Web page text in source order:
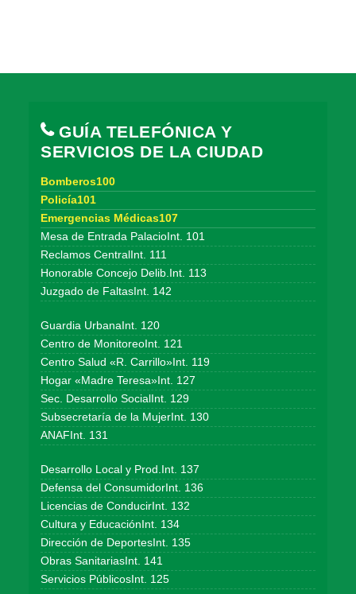
GUÍA TELEFÓNICA Y
SERVICIOS DE LA CIUDAD
Bomberos100
Policía101
Emergencias Médicas107
Mesa de Entrada PalacioInt. 101
Reclamos CentralInt. 111
Honorable Concejo Delib.Int. 113
Juzgado de FaltasInt. 142
Guardia UrbanaInt. 120
Centro de MonitoreoInt. 121
Centro Salud «R. Carrillo»Int. 119
Hogar «Madre Teresa»Int. 127
Sec. Desarrollo SocialInt. 129
Subsecretaría de la MujerInt. 130
ANAFInt. 131
Desarrollo Local y Prod.Int. 137
Defensa del ConsumidorInt. 136
Licencias de ConducirInt. 132
Cultura y EducaciónInt. 134
Dirección de DeportesInt. 135
Obras SanitariasInt. 141
Servicios PúblicosInt. 125